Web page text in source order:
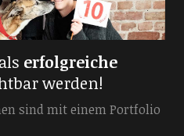
erfolgreiche
werden!
sind mit einem Portfolio